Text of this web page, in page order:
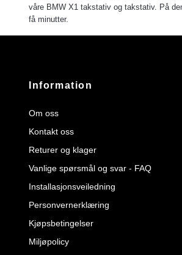
våre BMW X1 takstativ og takstativ. På
få minutter.
Information
Om oss
Kontakt oss
Returer og klager
Vanlige spørsmål og svar - FAQ
Installasjonsveiledning
Personvernerklæring
Kjøpsbetingelser
Miljøpolicy